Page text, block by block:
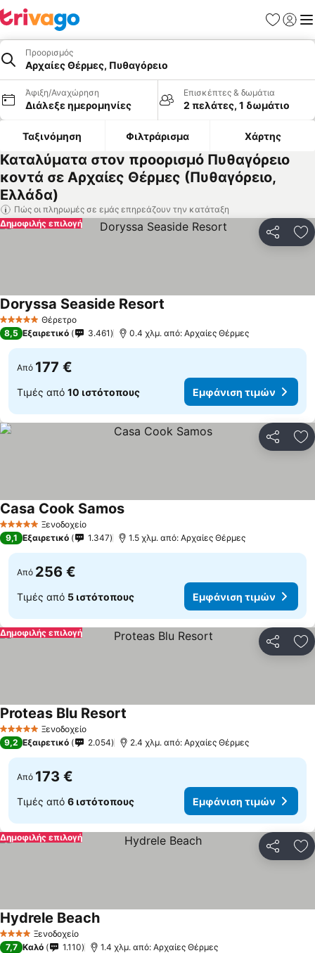
Προορισμός
Αρχαίες Θέρμες, Πυθαγόρειο
Άφιξη/Αναχώρηση
Διάλεξε ημερομηνίες
Επισκέπτες & δωμάτια
2 πελάτες, 1 δωμάτιο
Ταξινόμηση Φιλτράρισμα Χάρτης
Καταλύματα στον προορισμό Πυθαγόρειο
κοντά σε Αρχαίες Θέρμες (Πυθαγόρειο,
Ελλάδα)
Πώς οι πληρωμές σε εμάς επηρεάζουν την κατάταξη
Δημοφιλής επιλογή
5 Αστέρια Θέρετρο
Doryssa Seaside Resort
8,5 Εξαιρετικό 3.461 0.4 χλμ. από: Αρχαίες Θέρμες
Από 177 €
Τιμές από 10 ιστότοπους Εμφάνιση τιμών
5 Αστέρια Ξενοδοχείο
Casa Cook Samos
9,1 Εξαιρετικό 1.347 1.5 χλμ. από: Αρχαίες Θέρμες
Από 256 €
Τιμές από 5 ιστότοπους Εμφάνιση τιμών
Δημοφιλής επιλογή
5 Αστέρια Ξενοδοχείο
Proteas Blu Resort
9,2 Εξαιρετικό 2.054 2.4 χλμ. από: Αρχαίες Θέρμες
Από 173 €
Τιμές από 6 ιστότοπους Εμφάνιση τιμών
Δημοφιλής επιλογή
4 ΑστέριαΞενοδοχείο
Hydrele Beach
7,7 Καλό 1.110 1.4 χλμ. από: Αρχαίες Θέρμες